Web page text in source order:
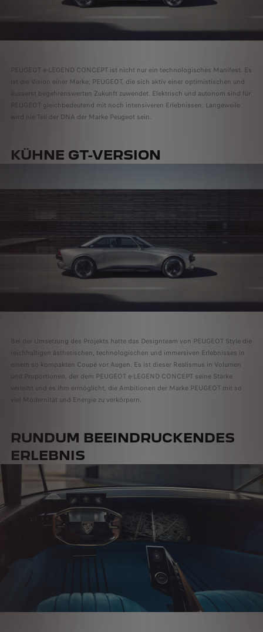
PEUGEOT e-LEGEND CONCEPT ist nicht nur ein technologisches Manifest. Es
ist die Vision einer Marke, PEUGEOT, die sich aktiv einer optimistischen und
äusserst begehrenswerten Zukunft zuwendet. Elektrisch und autonom sind für
PEUGEOT gleichbedeutend mit noch intensiveren Erlebnissen. Langeweile
wird nie Teil der DNA der Marke Peugeot sein.
KÜHNE GT-VERSION
Bei der Umsetzung des Projekts hatte das Designteam von PEUGEOT Style die
reichhaltigen ästhetischen, technologischen und immersiven Erlebnisses in
einem so kompakten Coupé vor Augen. Es ist dieser Realismus in Volumen
und Proportionen, der dem PEUGEOT e-LEGEND CONCEPT seine Stärke
verleiht und es ihm ermöglicht, die Ambitionen der Marke PEUGEOT mit so
viel Modernität und Energie zu verkörpern.
RUNDUM BEEINDRUCKENDES
ERLEBNIS